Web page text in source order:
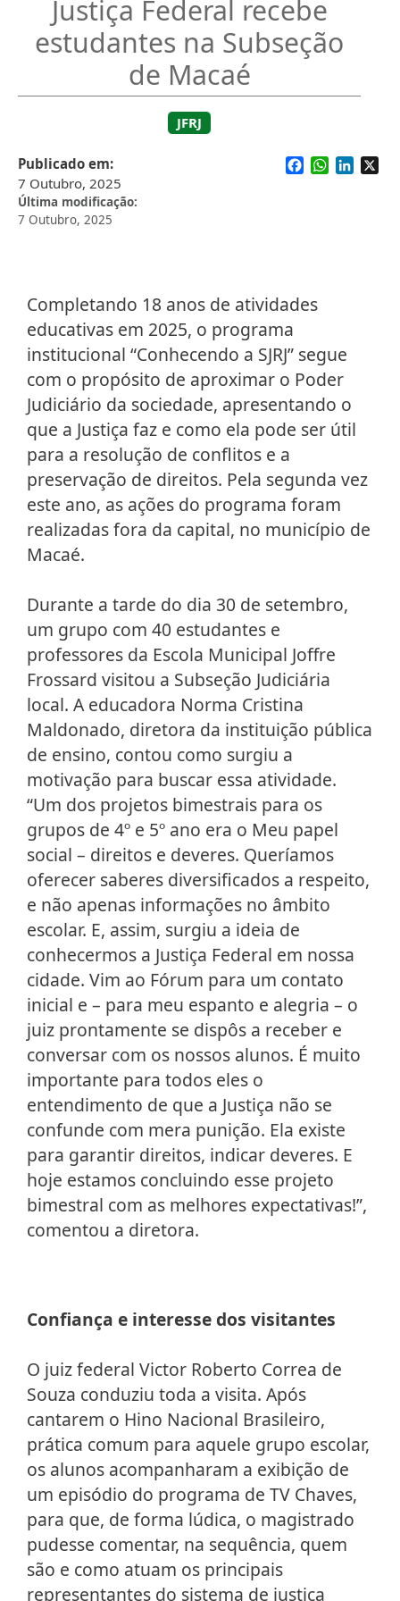
Justiça Federal recebe
estudantes na Subseção
de Macaé
JFRJ
Publicado em
7 Outubro, 2025
Última modificação
7 Outubro, 2025
Facebook
WhatsApp
Completando 18 anos de atividades
educativas em 2025, o programa
institucional “Conhecendo a SJRJ” segue
com o propósito de aproximar o Poder
Judiciário da sociedade, apresentando o
que a Justiça faz e como ela pode ser útil
para a resolução de conflitos e a
preservação de direitos. Pela segunda vez
este ano, as ações do programa foram
realizadas fora da capital, no município de
Macaé.
Durante a tarde do dia 30 de setembro,
um grupo com 40 estudantes e
professores da Escola Municipal Joffre
Frossard visitou a Subseção Judiciária
local. A educadora Norma Cristina
Maldonado, diretora da instituição pública
de ensino, contou como surgiu a
motivação para buscar essa atividade.
“Um dos projetos bimestrais para os
grupos de 4º e 5º ano era o Meu papel
social – direitos e deveres. Queríamos
oferecer saberes diversificados a respeito,
e não apenas informações no âmbito
escolar. E, assim, surgiu a ideia de
conhecermos a Justiça Federal em nossa
cidade. Vim ao Fórum para um contato
inicial e – para meu espanto e alegria – o
juiz prontamente se dispôs a receber e
conversar com os nossos alunos. É muito
importante para todos eles o
entendimento de que a Justiça não se
confunde com mera punição. Ela existe
para garantir direitos, indicar deveres. E
hoje estamos concluindo esse projeto
bimestral com as melhores expectativas!”,
comentou a diretora.
Confiança e interesse dos visitantes
O juiz federal Victor Roberto Correa de
Souza conduziu toda a visita. Após
cantarem o Hino Nacional Brasileiro,
prática comum para aquele grupo escolar,
os alunos acompanharam a exibição de
um episódio do programa de TV Chaves,
para que, de forma lúdica, o magistrado
pudesse comentar, na sequência, quem
são e como atuam os principais
representantes do sistema de justiça